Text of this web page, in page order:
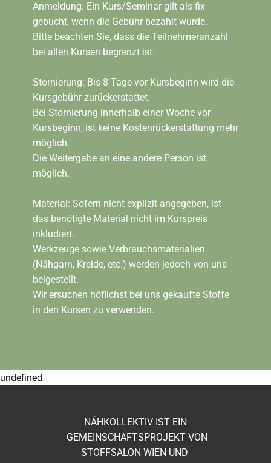
Anmeldung: Ein Kurs/Seminar gilt als fix
gebucht, wenn die Gebühr bezahlt wurde.
Bitte beachten Sie, dass die Teilnehmeranzahl
bei allen Kursen begrenzt ist.
Stornierung: Bis 8 Tage vor Kursbeginn wird die
Kursgebühr zurückerstattet.
Bei Stornierung innerhalb einer Woche vor
Kursbeginn, ist keine Kostenrückerstattung mehr
möglich.'
Die Weitergabe an eine andere Person ist
möglich.
Material: Sofern nicht explizit angegeben, ist
das benötigte Material nicht im Kurspreis
inkludiert.
Werkzeuge sowie Verbrauchsmaterialien
(Nähgarn, Kreide, etc.) werden jedoch von uns
beigestellt.
Wir ersuchen höflichst bei uns gekaufte Stoffe
in den Kursen zu verwenden.
undefined
NÄHKOLLEKTIV IST EIN
GEMEINSCHAFTSPROJEKT VON
STOFFSALON WIEN UND